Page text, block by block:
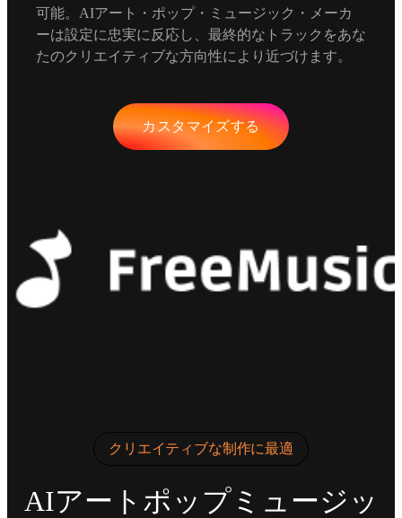
可能。AIアート・ポップ・ミュージック・メーカ
ーは設定に忠実に反応し、最終的なトラックをあな
たのクリエイティブな方向性により近づけます。
カスタマイズする
クリエイティブな制作に最適
AIアートポップミュージッ